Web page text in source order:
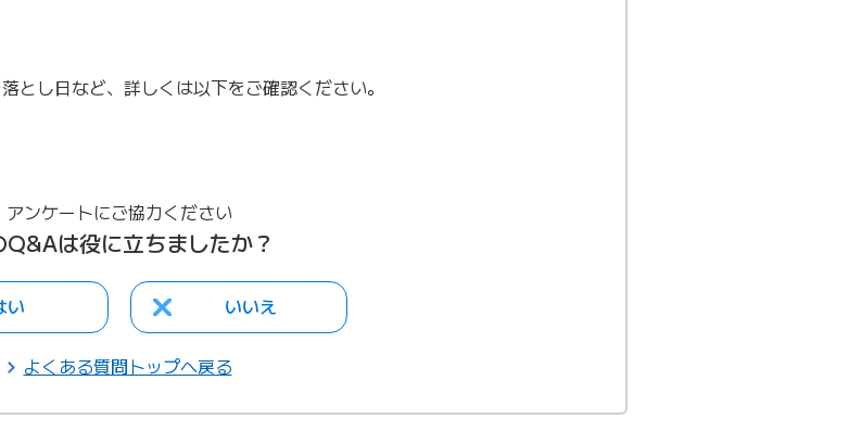
とし日など、詳しくは以下をご確認ください。
す）
アンケートにご協力ください
Q&Aは役に立ちましたか？
い いいえ
よくある質問トップへ戻る